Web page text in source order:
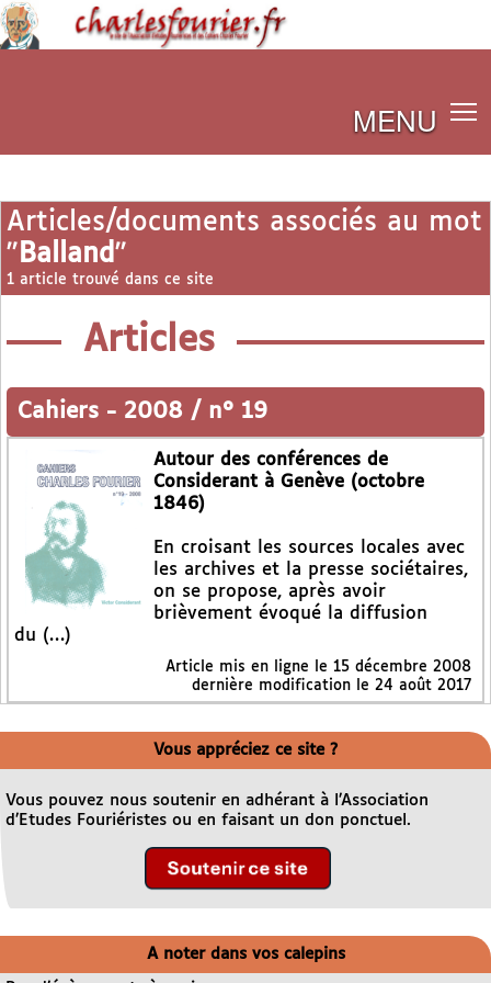
MENU
Articles/documents associés au mot
" Balland "
1 article trouvé dans ce site
Articles
Cahiers - 2008 / n° 19
Autour des conférences de
Considerant à Genève (octobre
1846)
En croisant les sources locales avec
les archives et la presse sociétaires,
on se propose, après avoir
brièvement évoqué la diffusion
du (…)
Article mis en ligne le 15 décembre 2008
dernière modification le 24 août 2017
Vous appréciez ce site ?
Vous pouvez nous soutenir en adhérant à l’Association
d’Etudes Fouriéristes ou en faisant un don ponctuel.
A noter dans vos calepins